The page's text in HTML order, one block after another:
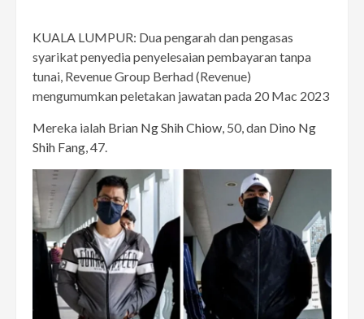
KUALA LUMPUR: Dua pengarah dan pengasas
syarikat penyedia penyelesaian pembayaran tanpa
tunai, Revenue Group Berhad (Revenue)
mengumumkan peletakan jawatan pada 20 Mac 2023
Mereka ialah Brian Ng Shih Chiow, 50, dan Dino Ng
Shih Fang, 47.